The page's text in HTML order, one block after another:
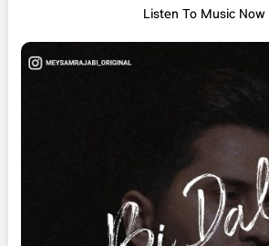
Listen To Music Now